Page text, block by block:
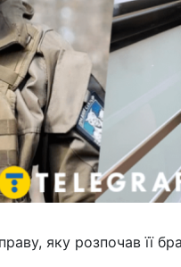
яку розпочав її